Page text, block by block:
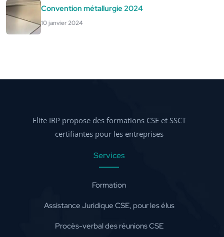
Convention métallurgie 2024
10 janvier 2024
Elite IRP propose des formations CSE et SSCT
certifiantes pour les entreprises
Services
Formation
Assistance Juridique CSE, pour les élus
Procès-verbal des réunions CSE